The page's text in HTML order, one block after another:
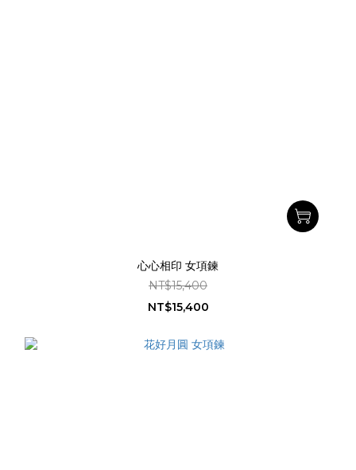
心心相印 女項鍊
NT$15,400
NT$15,400